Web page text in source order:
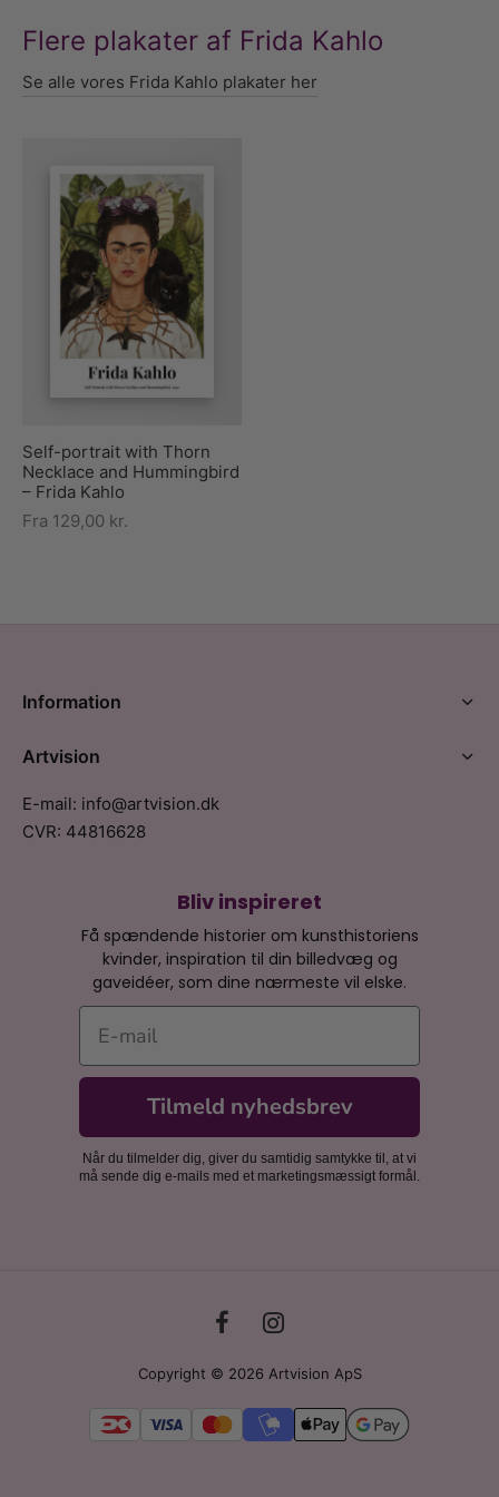
Flere plakater af Frida Kahlo
Se alle vores Frida Kahlo plakater her
Self-portrait with Thorn
Necklace and Hummingbird
– Frida Kahlo
Fra 129,00 kr.
Bliv inspireret
Få spændende historier om kunsthistoriens
kvinder, inspiration til din billedvæg og
gaveidéer, som dine nærmeste vil elske.
E-mail
Tilmeld nyhedsbrev
Når du tilmelder dig, giver du samtidig samtykke til, at vi
må sende dig e-mails med et marketingsmæssigt formål.
Information
Artvision
E-mail: info@artvision.dk
CVR: 44816628
Copyright © 2026 Artvision ApS